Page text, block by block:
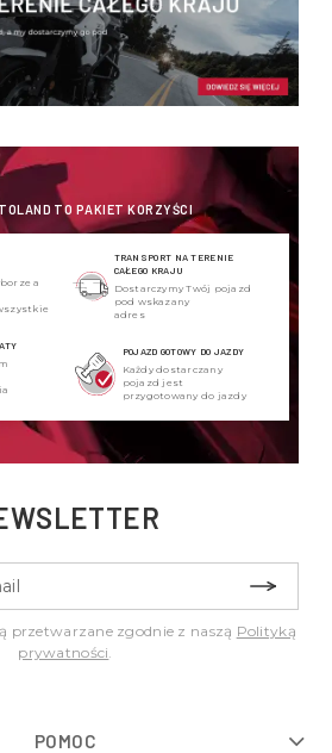
TO PAKIET KORZYŚCI
a
TRANSPORT NA TERENIE
CAŁEGO KRAJU
Dostarczymy Twój pojazd
pod wskazany
adres
POJAZD GOTOWY DO JAZDY
Każdy dostarczany
pojazd jest
przygotowany do jazdy
przetwarzane zgodnie z naszą Polityką
prywatności
POMOC